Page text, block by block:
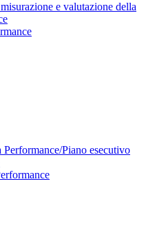
e valutazione della
Performance/Piano esecutivo